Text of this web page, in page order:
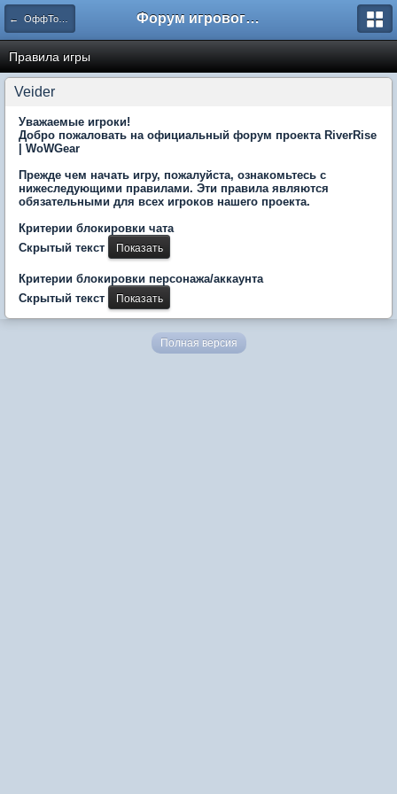
← ОффТопик Форум игрового проекта Riverrise
Правила игры
Veider
Уважаемые игроки!
Добро пожаловать на официальный форум проекта RiverRise
| WoWGear
Прежде чем начать игру, пожалуйста, ознакомьтесь с
нижеследующими правилами. Эти правила являются
обязательными для всех игроков нашего проекта.
Критерии блокировки чата
Скрытый текст
Критерии блокировки персонажа/аккаунта
Скрытый текст
Полная версия